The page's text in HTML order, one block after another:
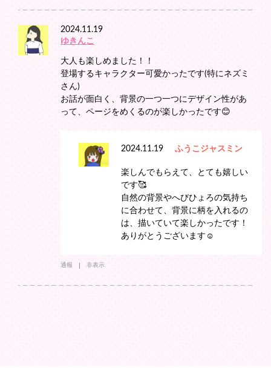
2024.11.19
ゆきんこ
大人も楽しめました！！
登場するキャラクター可愛かったです(特にネズミ
さん)
お話が面白く、背景の一つ一つにデザイン性があ
って、ページをめくるのが楽しかったです😊
2024.11.19 ふうこジャスミン
楽しんでもらえて、とても嬉しい
です🥰
自然の背景やへびひょろの気持ち
に合わせて、背景に柄を入れるの
は、描いていて楽しかったです！
ありがとうございます☺️
通報 非表示